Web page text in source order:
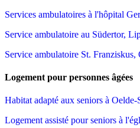
Services ambulatoires à l'hôpital
Service ambulatoire au Südertor,
Service ambulatoire St. Franziskus,
Logement pour personnes âgées
Habitat adapté aux seniors à Oelde-
Logement assisté pour seniors à